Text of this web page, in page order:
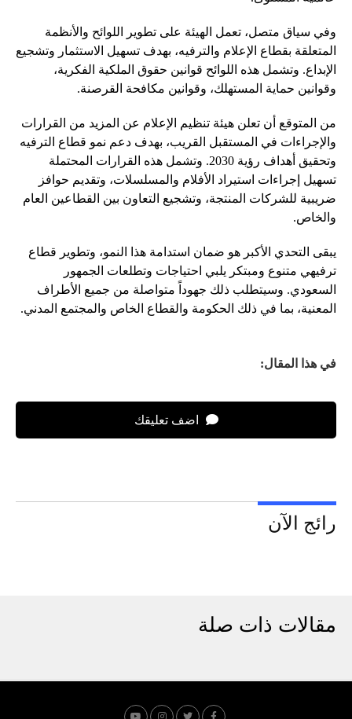
وفي سياق متصل، تعمل الهيئة على تطوير اللوائح والأنظمة
المتعلقة بقطاع الإعلام والترفيه، بهدف تسهيل الاستثمار وتشجيع
الإبداع. وتشمل هذه اللوائح قوانين حقوق الملكية الفكرية،
وقوانين حماية المستهلك، وقوانين مكافحة القرصنة.
من المتوقع أن تعلن هيئة تنظيم الإعلام عن المزيد من القرارات
والإجراءات في المستقبل القريب، بهدف دعم نمو قطاع الترفيه
وتحقيق أهداف رؤية 2030. وتشمل هذه القرارات المحتملة
تسهيل إجراءات استيراد الأفلام والمسلسلات، وتقديم حوافز
ضريبية للشركات المنتجة، وتشجيع التعاون بين القطاعين العام
والخاص.
يبقى التحدي الأكبر هو ضمان استدامة هذا النمو، وتطوير قطاع
ترفيهي متنوع ومبتكر يلبي احتياجات وتطلعات الجمهور
السعودي. وسيتطلب ذلك جهوداً متواصلة من جميع الأطراف
المعنية، بما في ذلك الحكومة والقطاع الخاص والمجتمع المدني.
في هذا المقال:
اضف تعليقك
رائج الآن
مقالات ذات صلة